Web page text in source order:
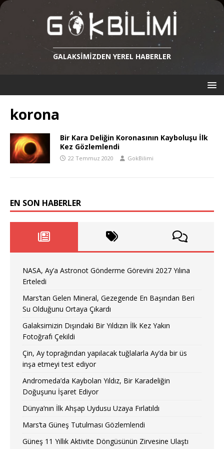
GALAKSIMIZDEN YEREL HABERLER
korona
Bir Kara Deliğin Koronasının Kayboluşu İlk
Kez Gözlemlendi
22 Temmuz 2020 GokBilimi
EN SON HABERLER
NASA, Ay’a Astronot Gönderme Görevini 2027 Yılına
Erteledi
Mars’tan Gelen Mineral, Gezegende En Başından Beri
Su Olduğunu Ortaya Çıkardı
Galaksimizin Dışındaki Bir Yıldızın İlk Kez Yakın
Fotoğrafı Çekildi
Çin, Ay toprağından yapılacak tuğlalarla Ay’da bir üs
inşa etmeyi test ediyor
Andromeda’da Kaybolan Yıldız, Bir Karadeliğin
Doğuşunu İşaret Ediyor
Dünya’nın İlk Ahşap Uydusu Uzaya Fırlatıldı
Mars’ta Güneş Tutulması Gözlemlendi
Güneş 11 Yıllık Aktivite Döngüsünün Zirvesine Ulaştı